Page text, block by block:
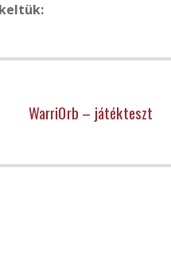
WarriOrb – játékteszt